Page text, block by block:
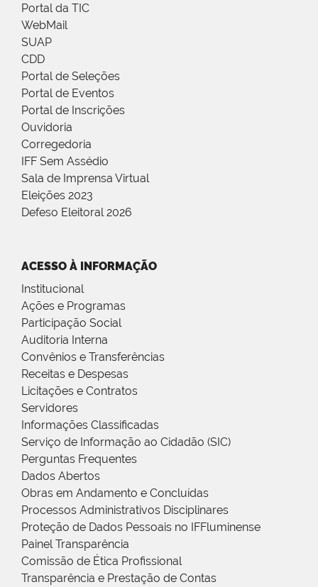
Portal da TIC
WebMail
SUAP
CDD
Portal de Seleções
Portal de Eventos
Portal de Inscrições
Ouvidoria
Corregedoria
IFF Sem Assédio
Sala de Imprensa Virtual
Eleições 2023
Defeso Eleitoral 2026
ACESSO À INFORMAÇÃO
Institucional
Ações e Programas
Participação Social
Auditoria Interna
Convênios e Transferências
Receitas e Despesas
Licitações e Contratos
Servidores
Informações Classificadas
Serviço de Informação ao Cidadão (SIC)
Perguntas Frequentes
Dados Abertos
Obras em Andamento e Concluídas
Processos Administrativos Disciplinares
Proteção de Dados Pessoais no IFFluminense
Painel Transparência
Comissão de Ética Profissional
Transparência e Prestação de Contas